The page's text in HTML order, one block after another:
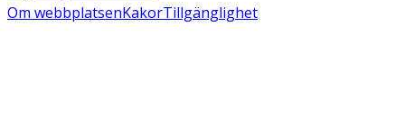
Om webbplatsenKakorTillgänglighet